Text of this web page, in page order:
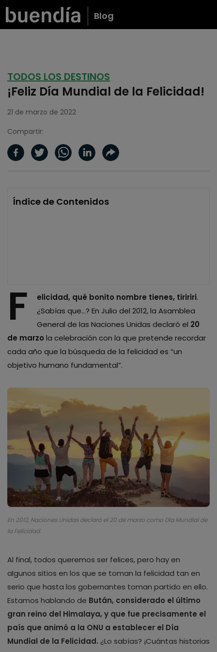
Blog
TODOS LOS DESTINOS
¡Feliz Día Mundial de la Felicidad!
21 de marzo de 2022
Compartir:
Índice de Contenidos
F elicidad, qué bonito nombre tienes, tiririri.
¿Sabías que…? En Julio del 2012, la Asamblea
General de las Naciones Unidas declaró el 20
de marzo la celebración con la que pretende recordar
cada año que la búsqueda de la felicidad es “un
objetivo humano fundamental”.
En 2012, Naciones Unidas declaró el 20 de marzo como Día Mundial de
la Felicidad.
Al final, todos queremos ser felices, pero hay en
algunos sitios en los que se toman la felicidad tan en
serio que hasta los gobernantes toman partido en ello.
Estamos hablando de Bután, considerado el último
gran reino del Himalaya, y que fue precisamente el
país que animó a la ONU a establecer el Día
Mundial de la Felicidad. ¿Lo sabías? ¡Cuántas historias